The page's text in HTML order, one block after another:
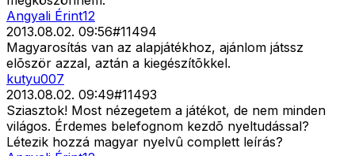
Angyali Érint12
2013.08.02. 09:56#11494
Magyarosítás van az alapjátékhoz, ajánlom játssz
elõször azzal, aztán a kiegészítõkkel.
kutyu007
2013.08.02. 09:49#11493
Sziasztok! Most nézegetem a játékot, de nem minden
világos. Érdemes belefognom kezdõ nyeltudással?
Létezik hozzá magyar nyelvû complett leírás?